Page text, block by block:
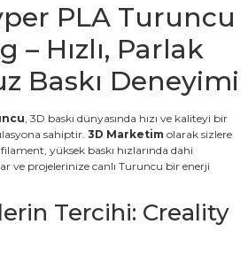
PLA Turuncu
– Hızlı, Parlak
Baskı Deneyimi
, 3D baskı dünyasında hızı ve kaliteyi bir
sahiptir. 3D Marketim olarak sizlere
yüksek baskı hızlarında dahi
ve projelerinize canlı Turuncu bir enerji
Tercihi: Creality